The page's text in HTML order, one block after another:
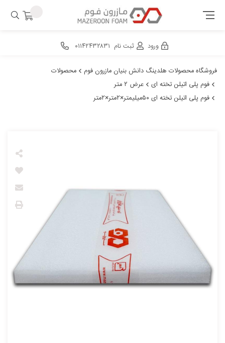
ورود ثبت نام ۰۱۱۴۲۴۳۲۸۳۱
فروشگاه محصولات هلدینگ دانش بنیان مازرون فوم
محصولات
فوم پلی اتیلن تخته ای
عرض ۲ متر
فوم پلی اتیلن تخته ای ۵۰میلیمتر×۲متر×۲متر